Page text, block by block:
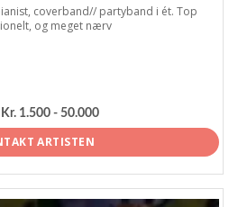
coverband// partyband i ét. Top
og meget nærv
Kr. 1.500 - 50.000
ARTISTEN